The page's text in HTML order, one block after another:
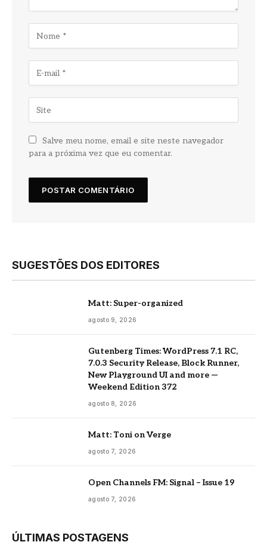
Salve meu nome, email e site neste navegador
para a próxima vez que eu comentar.
SUGESTÕES DOS EDITORES
Matt: Super-organized
agosto 9, 2026
Gutenberg Times: WordPress 7.1 RC,
7.0.3 Security Release, Block Runner,
New Playground UI and more —
Weekend Edition 372
agosto 8, 2026
Matt: Toni on Verge
agosto 7, 2026
Open Channels FM: Signal – Issue 19
agosto 7, 2026
ÚLTIMAS POSTAGENS